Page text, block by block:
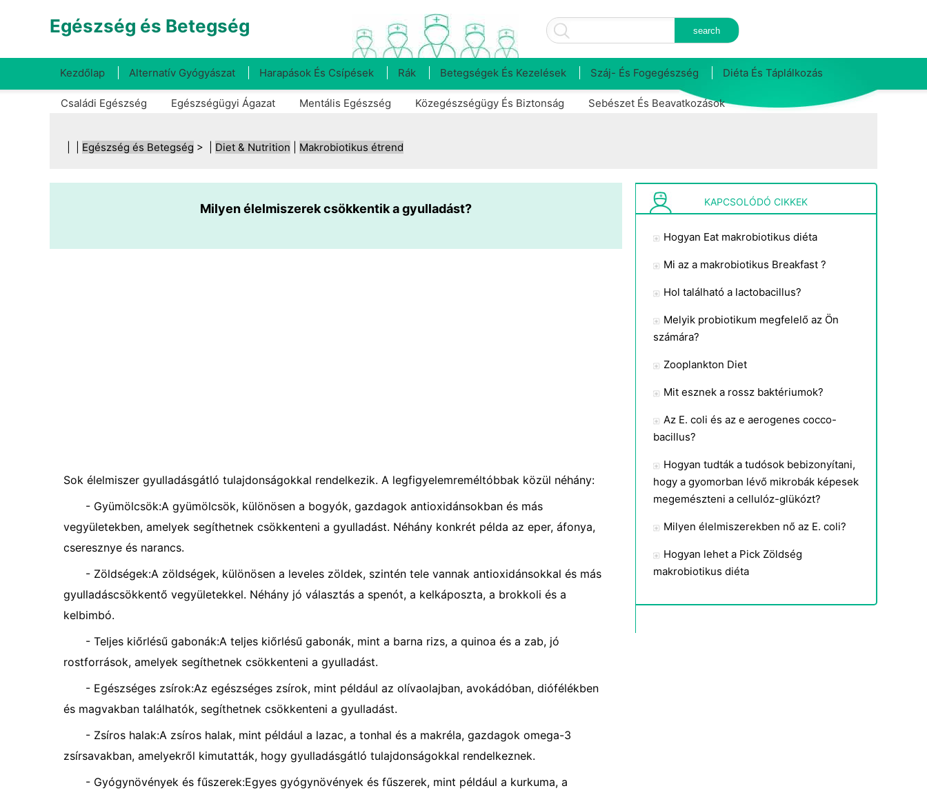
Egészség és Betegség
Kezdőlap Alternatív Gyógyászat Harapások És Csípések Rák Betegségek És Kezelések Száj- És Fogegészség Diéta És Táplálkozás
Családi Egészség Egészségügyi Ágazat Mentális Egészség Közegészségügy És Biztonság Sebészet És Beavatkozások
Egészség és Betegség > | Diet & Nutrition Makrobiotikus étrend
Milyen élelmiszerek csökkentik a gyulladást?
Sok élelmiszer gyulladásgátló tulajdonságokkal rendelkezik. A legfigyelemreméltóbbak közül néhány:
- Gyümölcsök:A gyümölcsök, különösen a bogyók, gazdagok antioxidánsokban és más
vegyületekben, amelyek segíthetnek csökkenteni a gyulladást. Néhány konkrét példa az eper, áfonya,
cseresznye és narancs.
- Zöldségek:A zöldségek, különösen a leveles zöldek, szintén tele vannak antioxidánsokkal és más
gyulladáscsökkentő vegyületekkel. Néhány jó választás a spenót, a kelkáposzta, a brokkoli és a
kelbimbó.
- Teljes kiőrlésű gabonák:A teljes kiőrlésű gabonák, mint a barna rizs, a quinoa és a zab, jó
rostforrások, amelyek segíthetnek csökkenteni a gyulladást.
- Egészséges zsírok:Az egészséges zsírok, mint például az olívaolajban, avokádóban, diófélékben
és magvakban találhatók, segíthetnek csökkenteni a gyulladást.
- Zsíros halak:A zsíros halak, mint például a lazac, a tonhal és a makréla, gazdagok omega-3
zsírsavakban, amelyekről kimutatták, hogy gyulladásgátló tulajdonságokkal rendelkeznek.
- Gyógynövények és fűszerek:Egyes gyógynövények és fűszerek, mint például a kurkuma, a
KAPCSOLÓDÓ CIKKEK
Hogyan Eat makrobiotikus diéta
Mi az a makrobiotikus Breakfast ?
Hol található a lactobacillus?
Melyik probiotikum megfelelő az Ön
számára?
Zooplankton Diet
Mit esznek a rossz baktériumok?
Az E. coli és az e aerogenes cocco-
bacillus?
Hogyan tudták a tudósok bebizonyítani,
hogy a gyomorban lévő mikrobák képesek
megemészteni a cellulóz-glükózt?
Milyen élelmiszerekben nő az E. coli?
Hogyan lehet a Pick Zöldség
makrobiotikus diéta